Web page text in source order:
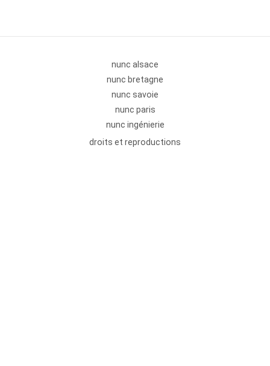
nunc alsace
nunc bretagne
nunc savoie
nunc paris
nunc ingénierie
droits et reproductions